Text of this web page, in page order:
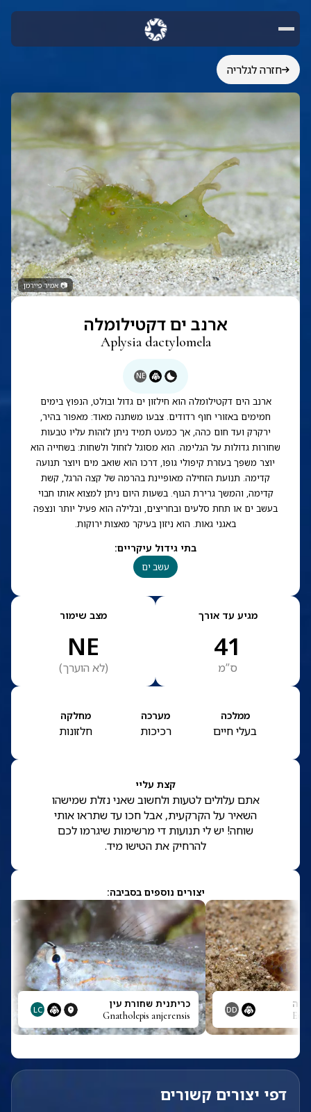
חזרה לגלריה
📷 אמיר פיירמן
ארנב ים דקטילומלה
Aplysia dactylomela
NE
ארנב הים דקטילומלה הוא חילזון ים גדול ובולט, הנפוץ בימים
חמימים באזורי חוף רדודים. צבעו משתנה מאוד: מאפור בהיר,
ירקרק ועד חום כהה, אך כמעט תמיד ניתן לזהות עליו טבעות
שחורות גדולות על הגלימה. הוא מסוגל לזחול ולשחות: בשחייה הוא
יוצר משפך בעזרת קיפולי גופו, דרכו הוא שואב מים ויוצר תנועה
קדימה. תנועת הזחילה מאופיינת בהרמה של קצה הרגל, קשת
קדימה, והמשך גרירת הגוף. בשעות היום ניתן למצוא אותו חבוי
בעשב ים או תחת סלעים ובחריצים, ובלילה הוא פעיל יותר ונצפה
באגני גאות. הוא ניזון בעיקר מאצות ירוקות.
בתי גידול עיקריים:
עשב ים
מגיע עד אורך
41
ס”מ
מצב שימור
NE
(לא הוערך)
ממלכה
בעלי חיים
מערכה
רכיכות
מחלקה
חלזונות
קצת עליי
אתם עלולים לטעות ולחשוב שאני נזלת שמישהו
השאיר על הקרקעית, אבל חכו עד שתראו אותי
שוחה! יש לי תנועות די מרשימות שיגרמו לכם
להרחיק את הטישו מיד.
יצורים נוספים בסביבה:
DD כריתנית שחורת עין
Gnatholepis anjerensis
LC
דפי יצורים קשורים